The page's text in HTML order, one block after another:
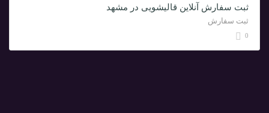
ثبت سفارش آنلاین قالیشویی در مشهد
ثبت سفارش
0